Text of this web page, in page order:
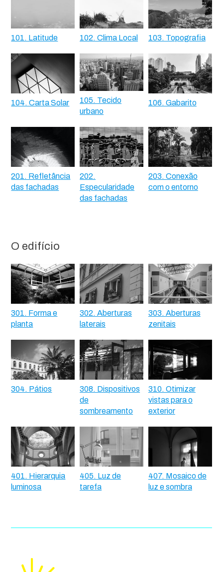
101. Latitude 102. Clima Local 103. Topografia
104. Carta Solar
105. Tecido
urbano
106. Gabarito
201. Refletância
das fachadas
202.
Especularidade
das fachadas
203. Conexão
com o entorno
O edifício
301. Forma e
planta
302. Aberturas
laterais
303. Aberturas
zenitais
304. Pátios
308. Dispositivos
de
sombreamento
310. Otimizar
vistas para o
exterior
401. Hierarquia
luminosa
405. Luz de
tarefa
407. Mosaico de
luz e sombra